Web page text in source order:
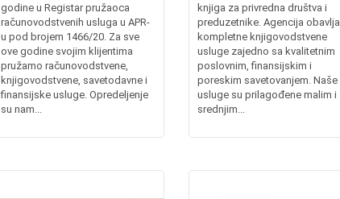
godine u Registar pružaoca
računovodstvenih usluga u APR-
u pod brojem 1466/20. Za sve
ove godine svojim klijentima
pružamo računovodstvene,
knjigovodstvene, savetodavne i
finansijske usluge. Opredeljenje
su nam...
knjiga za privredna društva i
preduzetnike. Agencija obavlja
kompletne knjigovodstvene
usluge zajedno sa kvalitetnim
poslovnim, finansijskim i
poreskim savetovanjem. Naše
usluge su prilagođene malim i
srednjim...